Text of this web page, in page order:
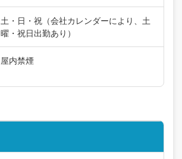
土・日・祝（会社カレンダーにより、土
曜・祝日出勤あり）
屋内禁煙